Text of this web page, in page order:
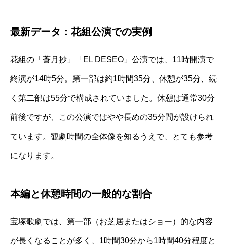
最新データ：花組公演での実例
花組の「蒼月抄」「EL DESEO」公演では、11時開演で
終演が14時5分。第一部は約1時間35分、休憩が35分、続
く第二部は55分で構成されていました。休憩は通常30分
前後ですが、この公演ではやや長めの35分間が設けられ
ています。観劇時間の全体像を知るうえで、とても参考
になります。
本編と休憩時間の一般的な割合
宝塚歌劇では、第一部（お芝居またはショー）的な内容
が長くなることが多く、1時間30分から1時間40分程度と